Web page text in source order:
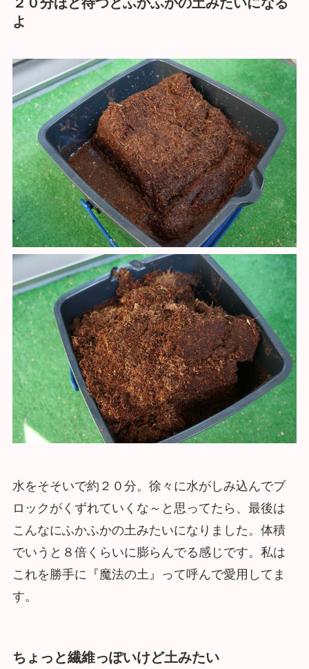
よ
水をそそいで約２０分。徐々に水がしみ込んでブ
ロックがくずれていくな～と思ってたら、最後は
こんなにふかふかの土みたいになりました。体積
でいうと８倍くらいに膨らんでる感じです。私は
これを勝手に『魔法の土』って呼んで愛用してま
す。
ちょっと繊維っぽいけど土みたい